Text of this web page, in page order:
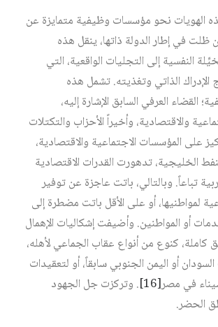
الهويات نحو مؤسسات وظيفية متمايزة عن
ظلت في إطار الدولة ذاتها، ينقل هذه
النفسية إلى التجليات الواقعية، التي
الإدراك الذاتي وتغذيته. تشمل هذه
القضاء العرفي السابق الإشارة إليه،
والاقتصادية، وأخيراً الأحزاب والتكتلات
على المؤسسات الاجتماعية والاقتصادية،
الخليجية، تدهورت القدرات الاقتصادية
تباعاً. وبالتالي، باتت عاجزة عن توفير
لمواطنيها، أو على الأقل باتت مضطرة إلى
أو المواطنين. وأضيفت إشكاليات الإهمال
كاملة، كنوع من أنواع عقاب الجماعي لأهله،
أو اليمن الجنوبي سابقاً، أو لتعقيدات
في مصر‏[16]
. وتركزت جل الجهود
الحضر.